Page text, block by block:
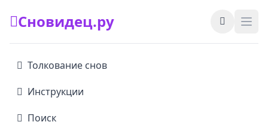
Сновидец.ру
Толкование снов
Инструкции
Поиск